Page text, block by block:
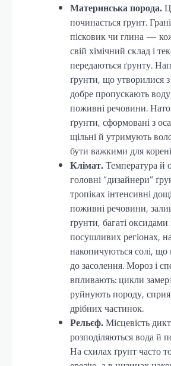
Материнська порода.
починається ґрунт.
пісковик чи глина —
свій хімічний склад і
передаються ґрунту.
ґрунти, що утворилися з
добре пропускають
поживні речовини.
ґрунти, сформовані з
щільні й утримують
бути важкими для
Клімат.Температура
головні “дизайнери”
тропіках інтенсивні
поживні речовини,
ґрунти, багаті оксидами
посушливих регіонах,
накопичуються солі,
до засолення. Мороз і
впливають: цикли
руйнують породу,
дрібних частинок.
Рельєф.Місцевість
розподіляються вода й
На схилах ґрунт часто